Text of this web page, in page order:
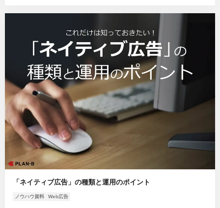
「ネイティブ広告」の種類と運用のポイント
ノウハウ資料 Web広告